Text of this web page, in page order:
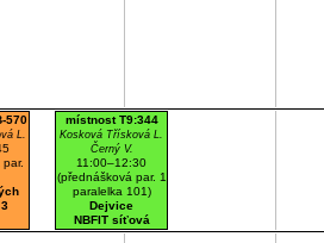
570
L.
místnost T9:344
Kosková Třísková L.
Černý V.
11:00–12:30
(přednášková par. 1
paralelka 101)
Dejvice
NBFIT síťová
učebna